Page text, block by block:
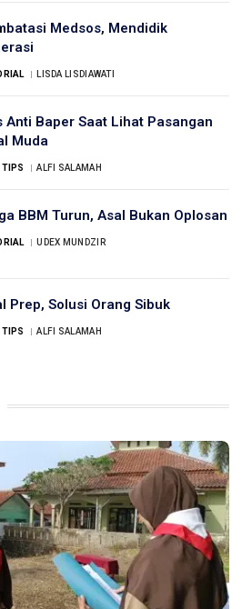
Medsos, Mendidik
LISDA LISDIAWATI
Anti Baper Saat Lihat Pasangan
Muda
TIPS ALFI SALAMAH
BBM Turun, Asal Bukan Oplosan
UDEX MUNDZIR
Prep, Solusi Orang Sibuk
TIPS ALFI SALAMAH